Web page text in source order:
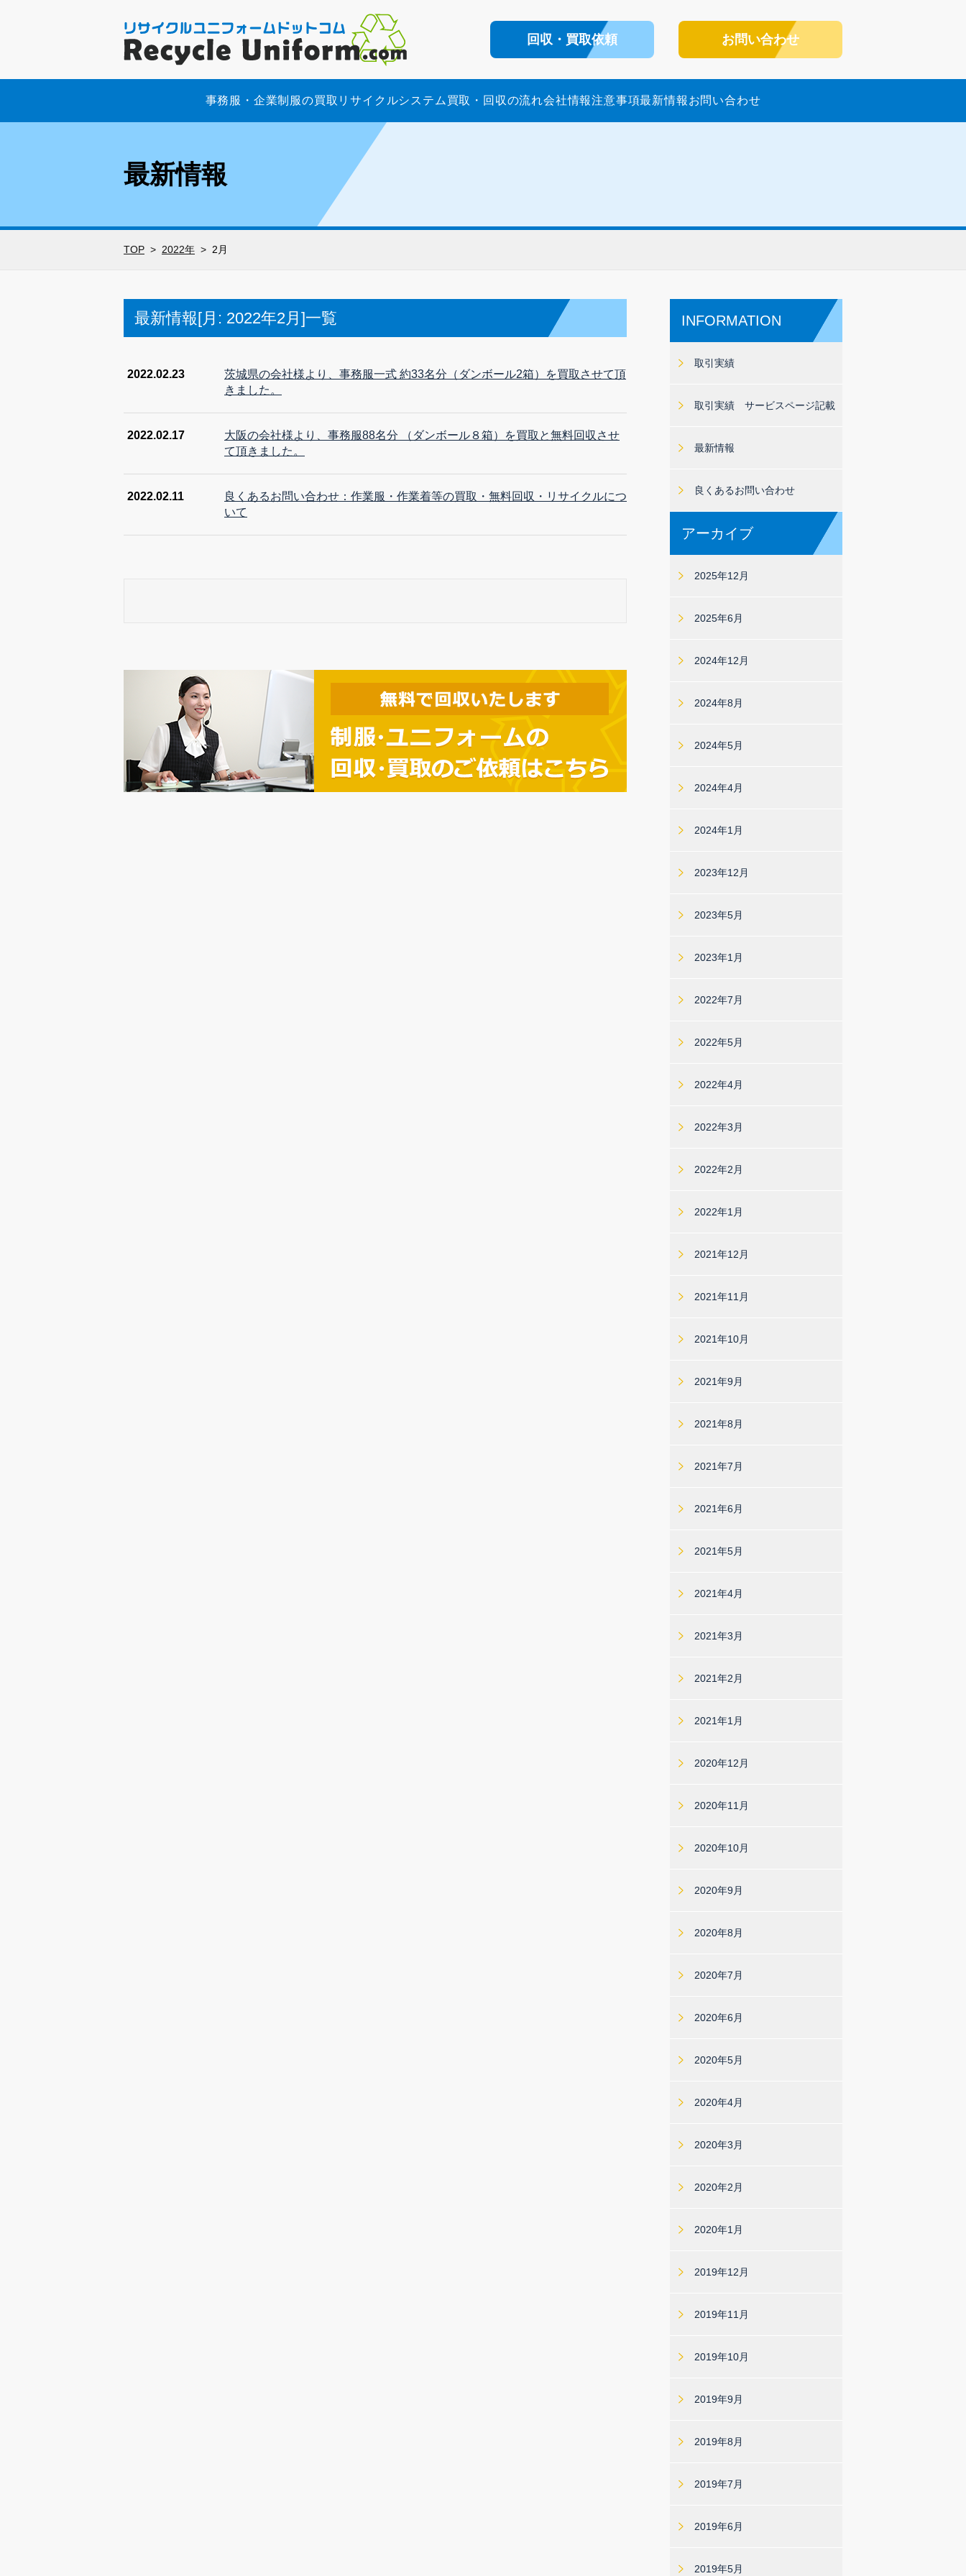
回収・買取依頼 お問い合わせ
事務服・企業制服の買取 リサイクルシステム 買取・回収の流れ会社情報注意事項最新情報 お問い合わせ
最新情報
TOP 2022年 2月
最新情報[月: 2022年2月 ]一覧
2022.02.23
茨城県の会社様より、事務服一式 約33名分（ダンボール2箱）を買取させて頂
きました。
2022.02.17
大阪の会社様より、事務服88名分 （ダンボール８箱）を買取と無料回収させ
て頂きました。
2022.02.11
良くあるお問い合わせ：作業服・作業着等の買取・無料回収・リサイクルにつ
いて
INFORMATION
取引実績
取引実績 サービスページ記載
最新情報
良くあるお問い合わせ
アーカイブ
2025年12月
2025年6月
2024年12月
2024年8月
2024年5月
2024年4月
2024年1月
2023年12月
2023年5月
2023年1月
2022年7月
2022年5月
2022年4月
2022年3月
2022年2月
2022年1月
2021年12月
2021年11月
2021年10月
2021年9月
2021年8月
2021年7月
2021年6月
2021年5月
2021年4月
2021年3月
2021年2月
2021年1月
2020年12月
2020年11月
2020年10月
2020年9月
2020年8月
2020年7月
2020年6月
2020年5月
2020年4月
2020年3月
2020年2月
2020年1月
2019年12月
2019年11月
2019年10月
2019年9月
2019年8月
2019年7月
2019年6月
2019年5月